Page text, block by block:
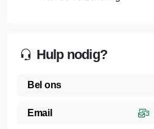
Hulp nodig?
Bel ons
Email